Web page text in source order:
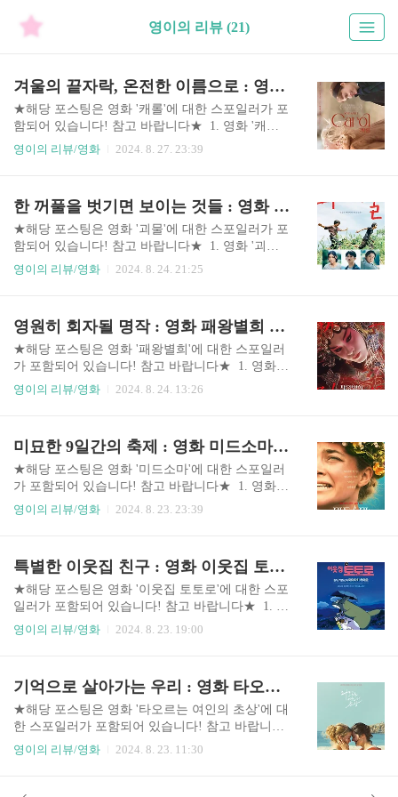
영이의 리뷰 (21)
겨울의 끝자락, 온전한 이름으로 : 영화 캐롤 리뷰
★해당 포스팅은 영화 '캐롤'에 대한 스포일러가 포
함되어 있습니다! 참고 바랍니다★ 1. 영화 '캐롤'
간단 요약1950년대 뉴욕, 테레즈는 백화점에서 일
실수로 두고 간 장갑을 계기로 둘은 다시 만나게 됩
니다. 캐롤의 딸 린디와 함께 시간을 보내며 가까워
진 두 사람은 점차 서로에게 특별한 감정을 느끼지
만, 캐롤의 이혼 소송 중인 남편 하지의 등장으로
평온한 일상이 깨집니다. 하지의 개입으로 상황은
하지만 캐롤을 잊지 못합니다. 한편, 캐롤은 자신을
받아들이기로..
영이의 리뷰/영화 2024. 8. 27. 23:39
한 꺼풀을 벗기면 보이는 것들 : 영화 괴물 리뷰
★해당 포스팅은 영화 '괴물'에 대한 스포일러가 포
함되어 있습니다! 참고 바랍니다★ 1. 영화 '괴물'
간단 정보일본의 거장 고레에다 히로카즈 감독의
개되며, 이들의 복잡한 관계와 그로 인해 발생하는
사건들을 다루고 있습니다.미나토가 학교에서 따
돌림을 당한다고 생각한 그의 어머니는 아들이 학
교에서 겪는 문제를 해결하기 위해 학교에 항의합
니다. 하지만 학교 측에서는 문제를 부인하거나 무
다. 사건을 밝히면 밝힐수록 숨겨져 있던 진실이 드
러나면서 관객을 혼란스럽게 만듭니다..
영이의 리뷰/영화 2024. 8. 24. 21:25
영원히 회자될 명작 : 영화 패왕별희 리뷰
★해당 포스팅은 영화 '패왕별희'에 대한 스포일러
가 포함되어 있습니다! 참고 바랍니다★ 1. 영화
'패왕별희' 줄거리영화 '패왕별희'는 중국의 전통 경
있습니다.영화는 두 주인공이 오랜만에 만나 함께
경극을 하며 시작됩니다. 50년 전, 어린 더우쯔는
매춘부였던 어머니에 의해 경극 학교에 맡겨지지
만, 엄격한 스승의 체벌과 동료들의 따돌림으로 고
통받습니다. 이런 더우쯔를 스터우가 도와주면서
는 중요한 연습에서 실수를 저지릅니다. 하지만 스
터우의 도움으로 다시 무대에 ..
영이의 리뷰/영화 2024. 8. 24. 13:26
미묘한 9일간의 축제 : 영화 미드소마 리뷰
★해당 포스팅은 영화 '미드소마'에 대한 스포일러
가 포함되어 있습니다! 참고 바랍니다★ 1. 영화
'미드소마' 줄거리영화는 오랜 벽화가 나타나면서
님과도 연락이 되지 않자, 그들을 찾아간 대니는 동
생과 부모님의 시신을 발견하고 큰 충격에 빠집니
다. 한편, 크리스찬은 친구 펠레의 고향인 스웨덴의
작은 마을로 여행을 계획 중이었는데, 대니의 심리
적 상태를 배려해 그녀도 함께 가게 됩니다.대니와
머리를 장식해 자연과 조화를 이루고 있었습니다.
마을의 장로는 90년마다 ..
영이의 리뷰/영화 2024. 8. 23. 23:39
특별한 이웃집 친구 : 영화 이웃집 토토로 리뷰
★해당 포스팅은 영화 '이웃집 토토로'에 대한 스포
일러가 포함되어 있습니다! 참고 바랍니다★ 1. 영
화 '이웃집 토토로' 줄거리날이 좋은 어느 봄날, 사
기심 많은 막내입니다. 그들의 엄마는 이웃 마을 병
원에 입원해 있고, 아빠는 일이 바빠 자주 집을 비
웁니다.어느 날, 메이는 집 앞 마당에서 이상한 생
물체를 발견하여 쫓다, 도토리나무 구멍으로 떨어
져 숲의 정령 토토로를 만납니다. 정신을 잃은 채
설명하고, 가족들은 그녀를 달랩니다. 이후 아빠의
영이의 리뷰/영화 2024. 8. 23. 19:00
기억으로 살아가는 우리 : 영화 타오르는 여인의 초상 리뷰
★해당 포스팅은 영화 '타오르는 여인의 초상'에 대
한 스포일러가 포함되어 있습니다! 참고 바랍니다
★ 1. 영화 '타오르는 여인의 초상' 줄거리1770년대
림과 관련된 과거를 회상합니다.몇 년 전, 마리안느
영이의 리뷰/영화 2024. 8. 23. 11:30